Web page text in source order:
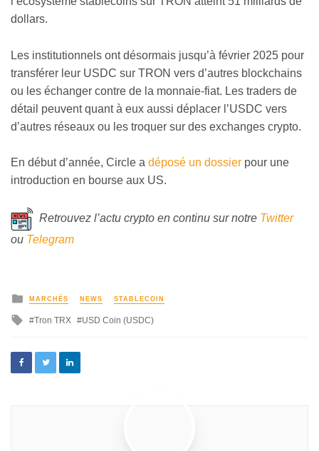
dollars.
Les institutionnels ont désormais jusqu’à février 2025 pour
transférer leur USDC sur TRON vers d’autres blockchains
ou les échanger contre de la monnaie-fiat. Les traders de
détail peuvent quant à eux aussi déplacer l’USDC vers
d’autres réseaux ou les troquer sur des exchanges crypto.
En début d’année, Circle a déposé un dossier pour une
introduction en bourse aux US.
Retrouvez l’actu crypto en continu sur notre Twitter
ou Telegram
MARCHÉS NEWS STABLECOIN
Tron TRX USD Coin (USDC)